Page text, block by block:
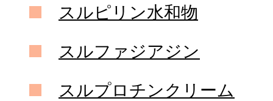
スルピリン水和物
スルファジアジン
スルプロチンクリーム